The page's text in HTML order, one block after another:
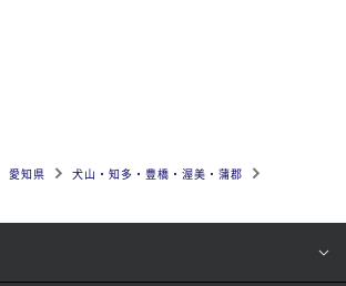
愛知県
犬山・知多・豊橋・渥美・蒲郡